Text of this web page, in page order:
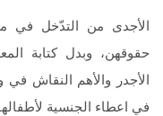
الأجدى من التدّخل في
حقوقهن، وبدل كتابة
الأجدر والأهم النقاش في
في اعطاء الجنسية